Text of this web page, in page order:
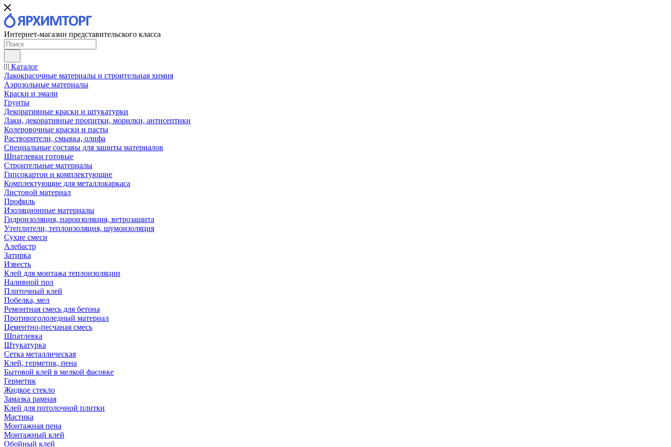
Интернет-магазин представительского класса
Каталог
Лакокрасочные материалы и строительная химия
Аэрозольные материалы
Краски и эмали
Грунты
Декоративные краски и штукатурки
Лаки, декоративные пропитки, морилки, антисептики
Колеровочные краски и пасты
Растворители, смывка, олифа
Специальные составы для защиты материалов
Шпатлевки готовые
Строительные материалы
Гипсокартон и комплектующие
Комплектующие для металлокаркаса
Листовой материал
Профиль
Изоляционные материалы
Гидроизоляция, пароизоляция, ветрозащита
Утеплители, теплоизоляция, шумоизоляция
Сухие смеси
Алебастр
Затирка
Известь
Клей для монтажа теплоизоляции
Наливной пол
Плиточный клей
Побелка, мел
Ремонтная смесь для бетона
Противогололедный материал
Цементно-песчаная смесь
Шпатлевка
Штукатурка
Сетка металлическая
Клей, герметик, пена
Бытовой клей в мелкой фасовке
Герметик
Жидкое стекло
Замазка рамная
Клей для потолочной плитки
Мастика
Монтажная пена
Монтажный клей
Обойный клей